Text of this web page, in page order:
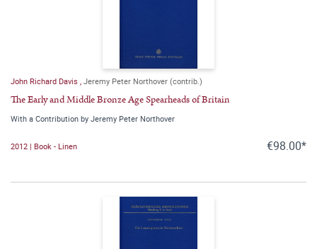
John Richard Davis , Jeremy Peter Northover (contrib.)
The Early and Middle Bronze Age Spearheads of Britain
With a Contribution by Jeremy Peter Northover
2012 | Book - Linen €98.00*